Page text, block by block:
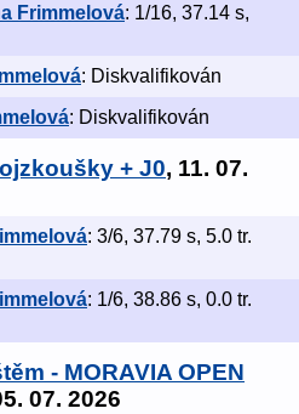
Frimmelová: 1/16, 37.14 s,
: Diskvalifikován
: Diskvalifikován
+ J0, 11. 07.
: 3/6, 37.79 s, 5.0 tr.
: 1/6, 38.86 s, 0.0 tr.
- MORAVIA OPEN
07. 2026